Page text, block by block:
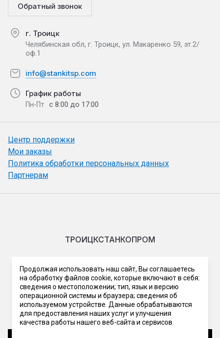
Обратный звонок
г. Троицк
Челябинская обл, г. Троицк, ул. Макаренко 59, эт.2/
оф.1
info@stankitsp.com
График работы
Пн-Пт с 8:00 до 17:00
Центр поддержки
Мои заказы
Политика обработки персональных данных
Партнерам
ТРОИЦКСТАНКОПРОМ
Продолжая использовать наш сайт, Вы соглашаетесь
на обработку файлов cookie, которые включают в себя:
сведения о местоположении; тип, язык и версию
операционной системы и браузера; сведения об
используемом устройстве. Данные обрабатываются
для предоставления наших услуг и улучшения
качества работы нашего веб-сайта и сервисов.